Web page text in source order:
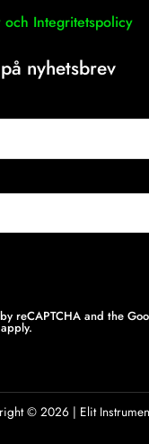
Integritetspolicy
nyhetsbrev
reCAPTCHA and the
apply.
© 2026 | Elit